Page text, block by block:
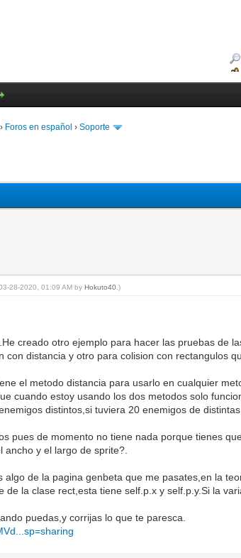
› Foros en español ›Soporte
28-2020, 01:09 AM byHokuto40 .)
creado otro ejemplo para hacer las pruebas de
con distancia y otro para colision con rectangulos
el metodo distancia para usarlo en cualquier
cuando estoy usando los dos metodos solo
distintos,si tuviera 20 enemigos de
pues de momento no tiene nada porque tienes
y el largo de sprite?.
de la pagina genbeta que me pasates,en la
la clase rect,esta tiene self.p.x y self.p.y.Si la
puedas,y corrijas lo que te paresca.